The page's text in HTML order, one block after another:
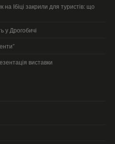
Ібіці закрили для туристів: що
у Дрогобичі
виставки